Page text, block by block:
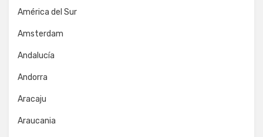
América del Sur
Amsterdam
Andalucía
Andorra
Aracaju
Araucania